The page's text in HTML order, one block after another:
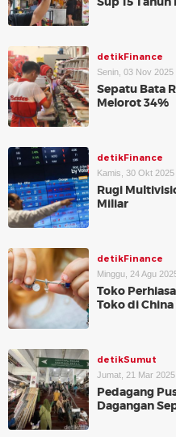
detikFinance
Senin, 03 Nov 2025
Sepatu Bata
Melorot 34%
detikFinance
Kamis, 30 Okt
Rugi
Miliar
detikFinance
Minggu, 24 Agu
Toko
Toko di China
detikSumut
Jumat, 21 Mar
Pedagang
Dagangan